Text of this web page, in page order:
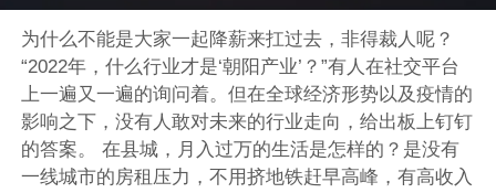
为什么不能是大家一起降薪来扛过去，非得裁人呢？
“2022年，什么行业才是‘朝阳产业’？”有人在社交平台
上一遍又一遍的询问着。但在全球经济形势以及疫情的
影响之下，没有人敢对未来的行业走向，给出板上钉钉
的答案。 在县城，月入过万的生活是怎样的？是没有
一线城市的房租压力，不用挤地铁赶早高峰，有高收入